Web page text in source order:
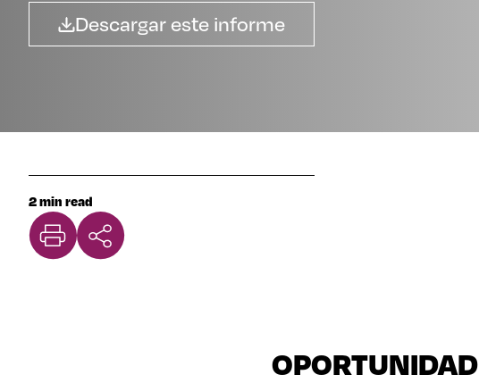
Descargar este informe
2 min read
OPORTUNIDAD